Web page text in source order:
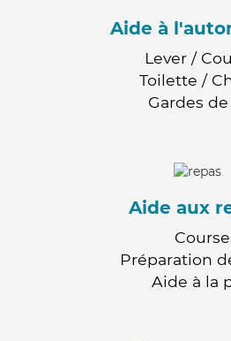
Aide à
Lever /
Toilette /
Gardes
Aide aux
Préparation
Aide à la